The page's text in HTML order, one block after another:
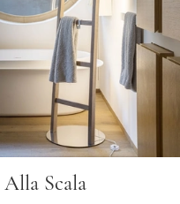
Alla Scala